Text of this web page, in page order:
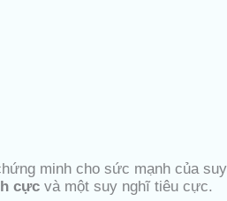
minh cho sức mạnh của
cực và một suy nghĩ tiêu cực.